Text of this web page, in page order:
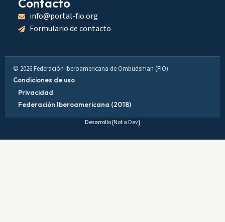
Contacto
info@portal-fio.org
Formulario de contacto
© 2026 Federación Iberoamericana de Ombudsman (FIO)
Condiciones de uso
Privacidad
Federación Iberoamericana (2018)
Desarrollo{Not a Dev}